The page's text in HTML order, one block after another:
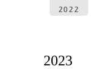
2022
2023